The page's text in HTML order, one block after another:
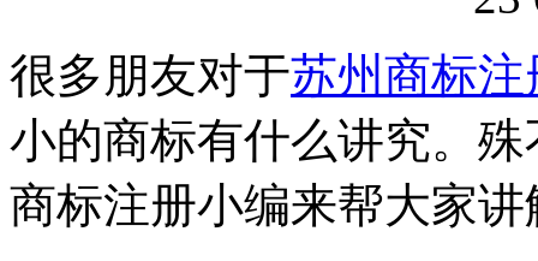
很多朋友对于苏州商标注
小的商标有什么讲究。
商标注册小编来帮大家